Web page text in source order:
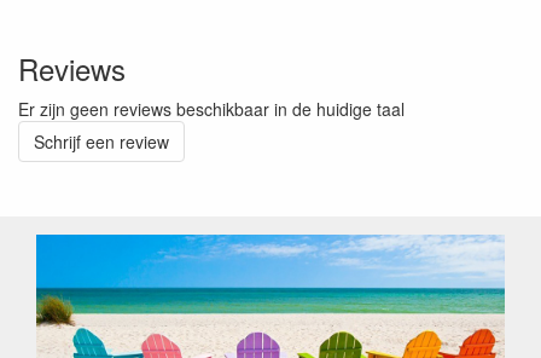
Reviews
Er zijn geen reviews beschikbaar in de huidige taal
Schrijf een review